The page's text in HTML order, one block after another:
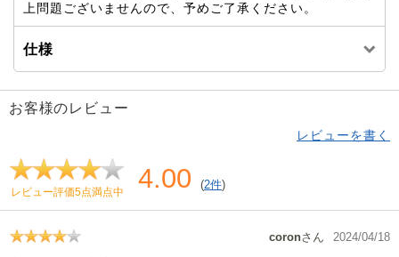
上問題ございませんので、予めご了承ください。
仕様
お客様のレビュー
レビューを書く
レビュー評価5点満点中 4.00 (2件)
coronさん 2024/04/18